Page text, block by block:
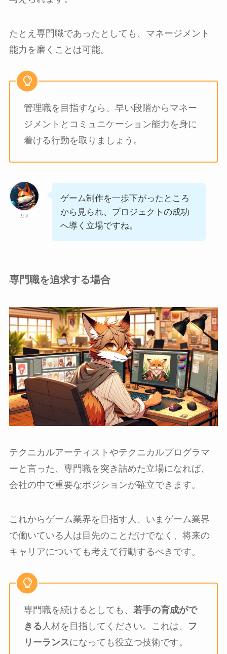
たとえ専門職であったとしても、マネージメント
能力を磨くことは可能。
管理職を目指すなら、早い段階からマネー
ジメントとコミュニケーション能力を身に
着ける行動を取りましょう。
ガメ
ゲーム制作を一歩下がったところ
から見られ、プロジェクトの成功
へ導く立場ですね。
専門職を追求する場合
テクニカルアーティストやテクニカルプログラマ
ーと言った、専門職を突き詰めた立場になれば、
会社の中で重要なポジションが確立できます。
これからゲーム業界を目指す人、いまゲーム業界
で働いている人は目先のことだけでなく、将来の
キャリアについても考えて行動するべきです。
専門職を続けるとしても、 若手の育成がで
きる 人材を目指してください。これは、
フ
リーランスになっても役立つ技術です。